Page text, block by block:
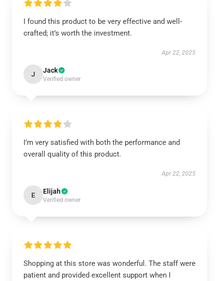
I found this product to be very effective and well-
crafted; it’s worth the investment.
Apr 22, 2025
J Jack
Verified owner
I’m very satisfied with both the performance and
overall quality of this product.
Apr 22, 2025
E Elijah
Verified owner
Shopping at this store was wonderful. The staff were
patient and provided excellent support when I